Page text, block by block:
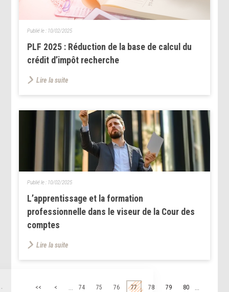
PLF 2025 : Réduction de la base de calcul du
crédit d’impôt recherche
Publié le : 10/02/2025
Lire la suite
L’apprentissage et la formation
professionnelle dans le viseur de la Cour des
comptes
Publié le : 10/02/2025
Lire la suite
<< < 74 75 76 77 78 79 80